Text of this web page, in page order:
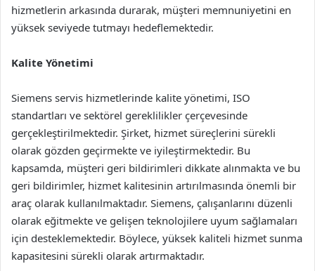
hizmetlerin arkasında durarak, müşteri memnuniyetini en
yüksek seviyede tutmayı hedeflemektedir.
Kalite Yönetimi
Siemens servis hizmetlerinde kalite yönetimi, ISO
standartları ve sektörel gereklilikler çerçevesinde
gerçekleştirilmektedir. Şirket, hizmet süreçlerini sürekli
olarak gözden geçirmekte ve iyileştirmektedir. Bu
kapsamda, müşteri geri bildirimleri dikkate alınmakta ve bu
geri bildirimler, hizmet kalitesinin artırılmasında önemli bir
araç olarak kullanılmaktadır. Siemens, çalışanlarını düzenli
olarak eğitmekte ve gelişen teknolojilere uyum sağlamaları
için desteklemektedir. Böylece, yüksek kaliteli hizmet sunma
kapasitesini sürekli olarak artırmaktadır.